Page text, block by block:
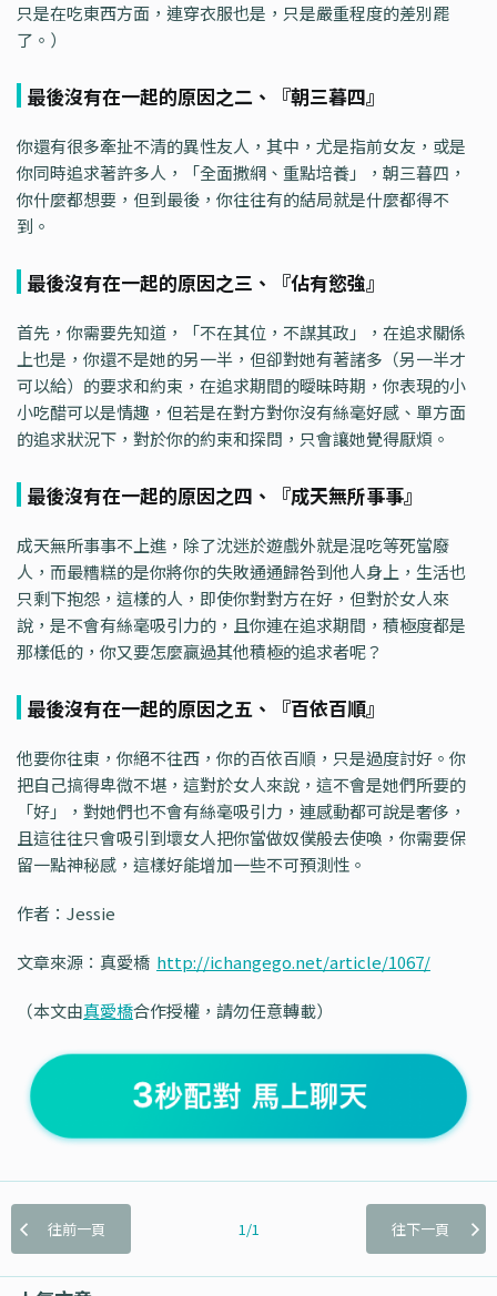
只是在吃東西方面，連穿衣服也是，只是嚴重程度的差別罷
了。）
最後沒有在一起的原因之二、『朝三暮四』
你還有很多牽扯不清的異性友人，其中，尤是指前女友，或是
你同時追求著許多人，「全面撒網、重點培養」，朝三暮四，
你什麼都想要，但到最後，你往往有的結局就是什麼都得不
到。
最後沒有在一起的原因之三、『佔有慾強』
首先，你需要先知道，「不在其位，不謀其政」，在追求關係
上也是，你還不是她的另一半，但卻對她有著諸多（另一半才
可以給）的要求和約束，在追求期間的曖昧時期，你表現的小
小吃醋可以是情趣，但若是在對方對你沒有絲毫好感、單方面
的追求狀況下，對於你的約束和探問，只會讓她覺得厭煩。
最後沒有在一起的原因之四、『成天無所事事』
成天無所事事不上進，除了沈迷於遊戲外就是混吃等死當廢
人，而最糟糕的是你將你的失敗通通歸咎到他人身上，生活也
只剩下抱怨，這樣的人，即使你對對方在好，但對於女人來
說，是不會有絲毫吸引力的，且你連在追求期間，積極度都是
那樣低的，你又要怎麼贏過其他積極的追求者呢？
最後沒有在一起的原因之五、『百依百順』
他要你往東，你絕不往西，你的百依百順，只是過度討好。你
把自己搞得卑微不堪，這對於女人來說，這不會是她們所要的
「好」，對她們也不會有絲毫吸引力，連感動都可說是奢侈，
且這往往只會吸引到壞女人把你當做奴僕般去使喚，你需要保
留一點神秘感，這樣好能增加一些不可預測性。
作者：Jessie
文章來源：真愛橋 http://ichangego.net/article/1067/
（本文由真愛橋合作授權，請勿任意轉載）
往前一頁 1/1 往下一頁